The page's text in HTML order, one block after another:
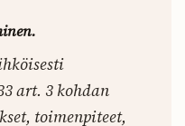
art. 3 kohdan
toimenpiteet,